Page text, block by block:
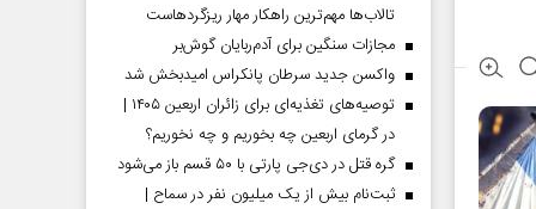
تالاب‌ها مهم‌ترین راهکار مهار ریزگردهاست
مجازات سنگین برای آدم‌ربایان گوش‌بر
واکسن جدید سرطان پانکراس امیدبخش شد
توصیه‌های تغذیه‌ای برای زائران اربعین ۱۴۰۵ |
در گرمای اربعین چه بخوریم و چه نخوریم؟
گره قتل در دی‌جی پارتی با ۵۰ قسم باز می‌شود
ثبت‌نام بیش از یک میلیون نفر در سماح |